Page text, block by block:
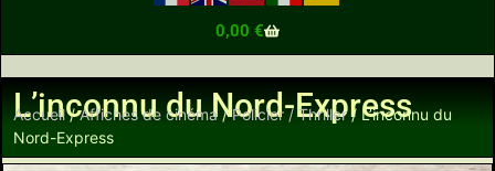
0,00 €
L’inconnu du Nord-Express
Accueil/Affiches de cinéma /Policier / Thriller/ L’inconnu du
Nord-Express